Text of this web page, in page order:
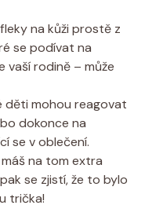
na kůži prostě z
se podívat na
vaší rodině – může
děti mohou reagovat
dokonce na
se v oblečení.
na tom extra
se zjistí, že to bylo
trička!